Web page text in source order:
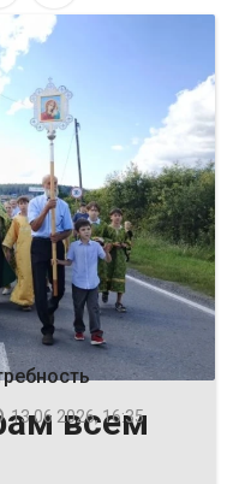
всем
13 06 2026, 16:35